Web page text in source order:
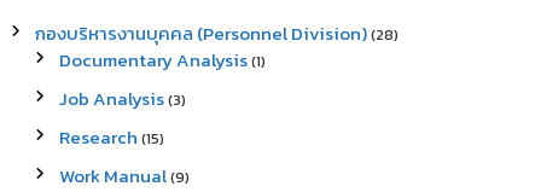
กองบริหารงานบุคคล (Personnel Division)(28)
Documentary Analysis(1)
Job Analysis(3)
Research (15)
Work Manual(9)